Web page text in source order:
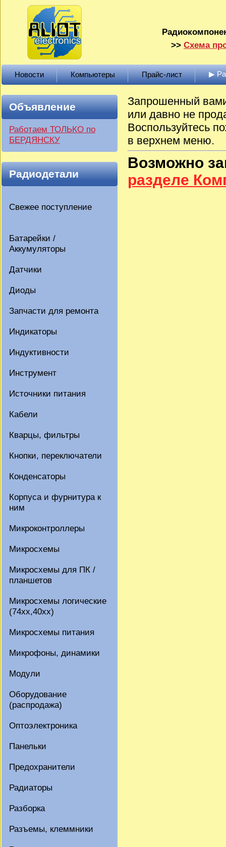
>> Схема
Новости Компьютеры Прайс-лист ▶
Объявление
Работаем ТОЛЬКО по
БЕРДЯНСКУ
Радиодетали
Свежее поступление
Батарейки /
Аккумуляторы
Датчики
Диоды
Запчасти для ремонта
Индикаторы
Индуктивности
Инструмент
Источники питания
Кабели
Кварцы, фильтры
Кнопки, переключатели
Конденсаторы
Корпуса и фурнитура к
ним
Микроконтроллеры
Микросхемы
Микросхемы для ПК /
планшетов
Микросхемы логические
(74xx,40xx)
Микросхемы питания
Микрофоны, динамики
Модули
Оборудование
(распродажа)
Оптоэлектроника
Панельки
Предохранители
Радиаторы
Разборка
Разъемы, клеммники
Запрошенный
или давно не
Воспользуйтесь
в верхнем меню.
Возможно
разделе